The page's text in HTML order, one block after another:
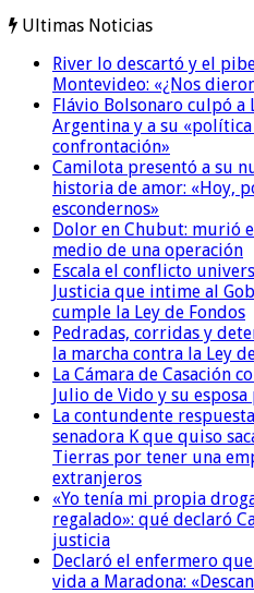
Ultimas Noticias
River lo descartó y el
Montevideo: «¿Nos
Flávio Bolsonaro culpó a
Argentina y a su
confrontación»
Camilota presentó a su
historia de amor: «Hoy,
escondernos»
Dolor en Chubut: murió
medio de una operación
Escala el conflicto
Justicia que intime al
cumple la Ley de Fondos
Pedradas, corridas y
la marcha contra la Ley
La Cámara de Casación
Julio de Vido y su
La contundente
senadora K que quiso
Tierras por tener una
extranjeros
«Yo tenía mi propia
regalado»: qué declaró
justicia
Declaró el enfermero
vida a Maradona: